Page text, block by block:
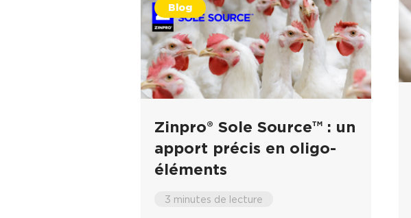
Blog
Zinpro® Sole Source™ : un
apport précis en oligo-
éléments
3 minutes de lecture